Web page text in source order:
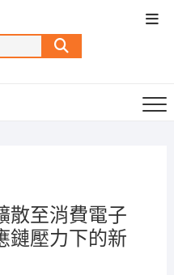
Search
…
散至消費電子
鏈壓力下的新